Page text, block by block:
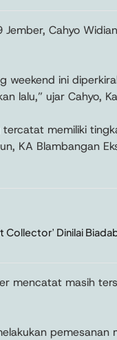
Cahyo
weekend ini
lalu,” ujar Cahyo,
memiliki
KA Blambangan
Collector’ Dinilai
mencatat masih
pemesanan